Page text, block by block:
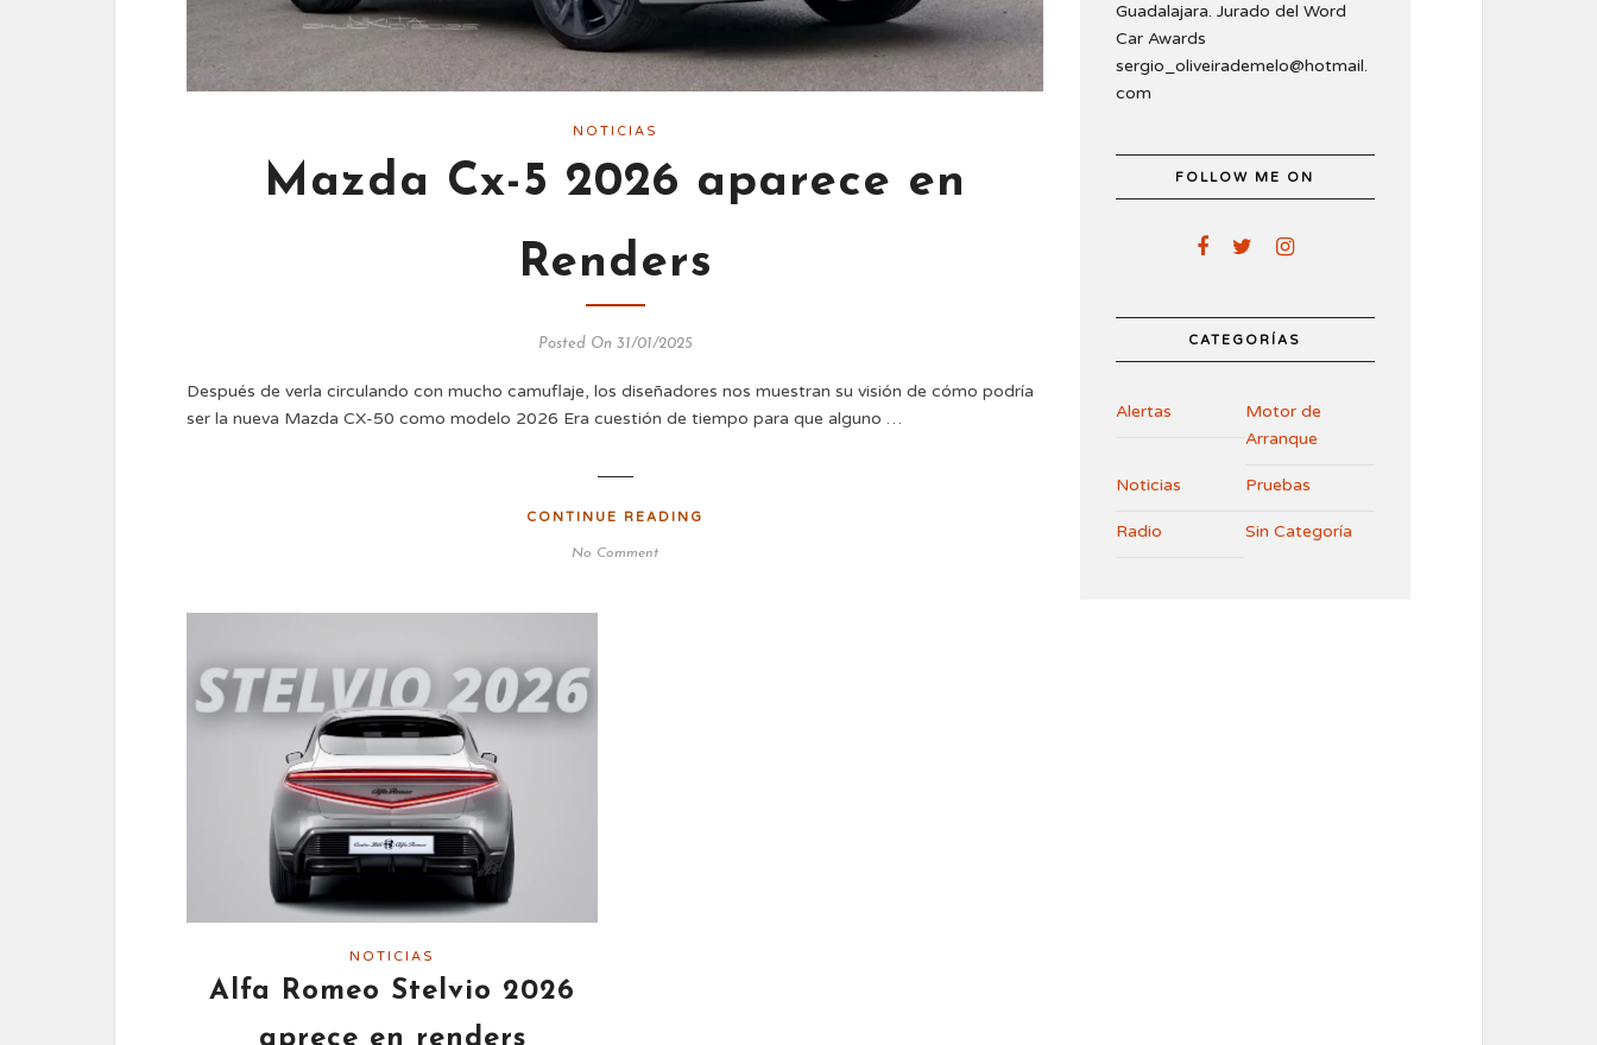
NOTICIAS
Mazda Cx-5 2026 aparece en
Renders
Posted On 31/01/2025
Después de verla circulando con mucho camuflaje, los diseñadores nos muestran su visión de cómo podría
ser la nueva Mazda CX-50 como modelo 2026 Era cuestión de tiempo para que alguno …
CONTINUE READING
No Comment
NOTICIAS
Alfa Romeo Stelvio 2026
aprece en renders
Guadalajara. Jurado del Word
Car Awards
sergio_oliveirademelo@hotmail.
com
FOLLOW ME ON
CATEGORÍAS
Alertas
Motor de
Arranque
Noticias Pruebas
Radio Sin Categoría